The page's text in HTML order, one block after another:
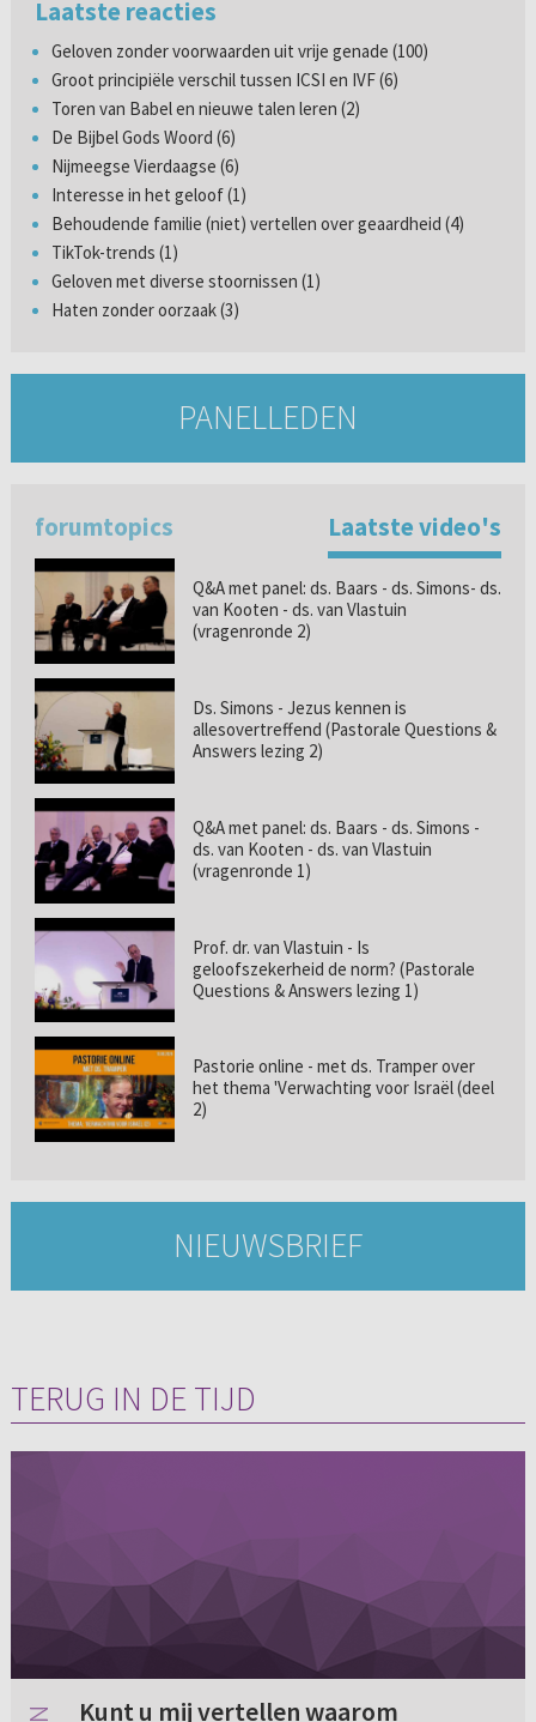
Laatste reacties
Geloven zonder voorwaarden uit vrije genade (100)
Groot principiële verschil tussen ICSI en IVF (6)
Toren van Babel en nieuwe talen leren (2)
De Bijbel Gods Woord (6)
Nijmeegse Vierdaagse (6)
Interesse in het geloof (1)
Behoudende familie (niet) vertellen over geaardheid (4)
TikTok-trends (1)
Geloven met diverse stoornissen (1)
Haten zonder oorzaak (3)
PANELLEDEN
forumtopics Laatste video's
Q&A met panel: ds. Baars - ds. Simons- ds.
van Kooten - ds. van Vlastuin
(vragenronde 2)
Ds. Simons - Jezus kennen is
allesovertreffend (Pastorale Questions &
Answers lezing 2)
Q&A met panel: ds. Baars - ds. Simons -
ds. van Kooten - ds. van Vlastuin
(vragenronde 1)
Prof. dr. van Vlastuin - Is
geloofszekerheid de norm? (Pastorale
Questions & Answers lezing 1)
Pastorie online - met ds. Tramper over
het thema 'Verwachting voor Israël (deel
2)
NIEUWSBRIEF
TERUG IN DE TIJD
Kunt u mij vertellen waarom